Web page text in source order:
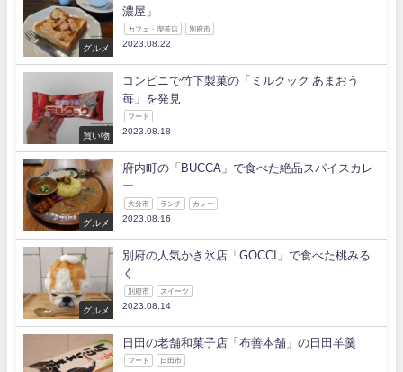
グルメ
濃屋」
カフェ・喫茶店 別府市
2023.08.22
買い物
コンビニで竹下製菓の「ミルクック あまおう
苺」を発見
フード
2023.08.18
グルメ
府内町の「BUCCA」で食べた絶品スパイスカレ
ー
大分市 ランチ カレー
2023.08.16
グルメ
別府の人気かき氷店「GOCCI」で食べた桃みる
く
別府市 スイーツ
2023.08.14
日田の老舗和菓子店「布善本舗」の日田羊羹
フード 日田市